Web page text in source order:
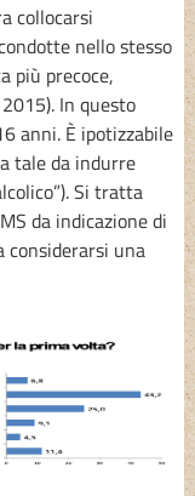
collocarsi
nello stesso
più precoce,
In questo
anni. È ipotizzabile
tale da indurre
Si tratta
da indicazione di
considerarsi una